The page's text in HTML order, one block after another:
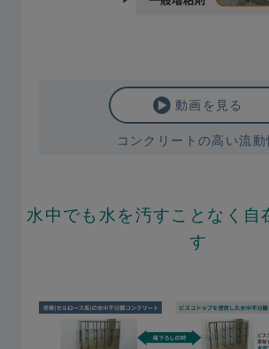
動画を見る
コンクリートの高い流動
水中でも水を汚すことなく自
す